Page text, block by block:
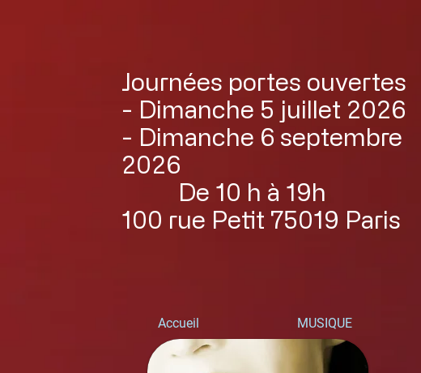
Journées portes ouvertes
- Dimanche 5 juillet 2026
- Dimanche 6 septembre
2026
De 10 h à 19h
100 rue Petit 75019 Paris
Accueil MUSIQUE